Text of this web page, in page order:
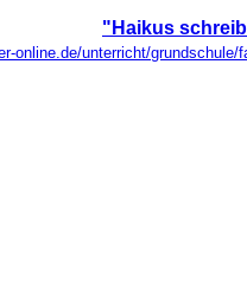
"Haikus
online.de/unterricht/